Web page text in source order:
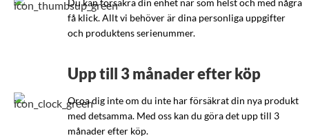
Du kan försäkra din enhet när som helst och med några
få klick. Allt vi behöver är dina personliga uppgifter
och produktens serienummer.
Upp till 3 månader efter köp
Oroa dig inte om du inte har försäkrat din nya produkt
med detsamma. Med oss kan du göra det upp till 3
månader efter köp.